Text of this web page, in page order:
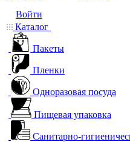
Войти
Каталог
Пакеты
Пленки
Одноразовая посуда
Пищевая упаковка
Санитарно-